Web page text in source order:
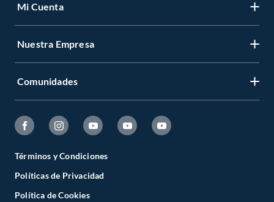
Mi Cuenta
Nuestra Empresa
Comunidades
Términos y Condiciones
Políticas de Privacidad
Política de Cookies